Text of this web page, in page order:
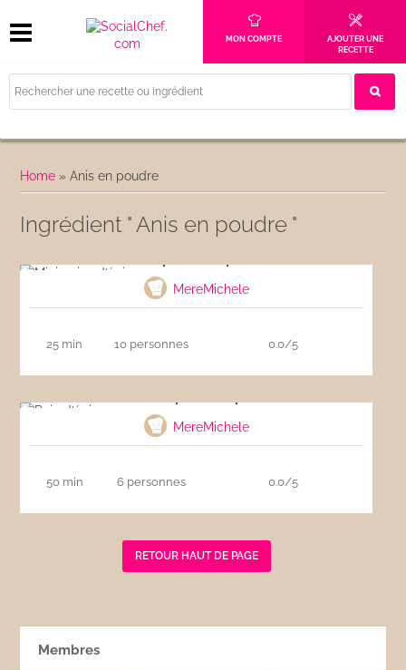
MON COMPTE
AJOUTER UNE
RECETTE
Home »Anis en poudre
Ingrédient " Anis en poudre "
MereMichele
25 min 10 personnes 0.0/5
MereMichele
50 min 6 personnes 0.0/5
RETOUR HAUT DE PAGE
Membres